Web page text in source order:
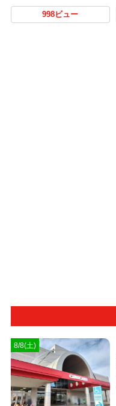
998ビュー
8/8(土)